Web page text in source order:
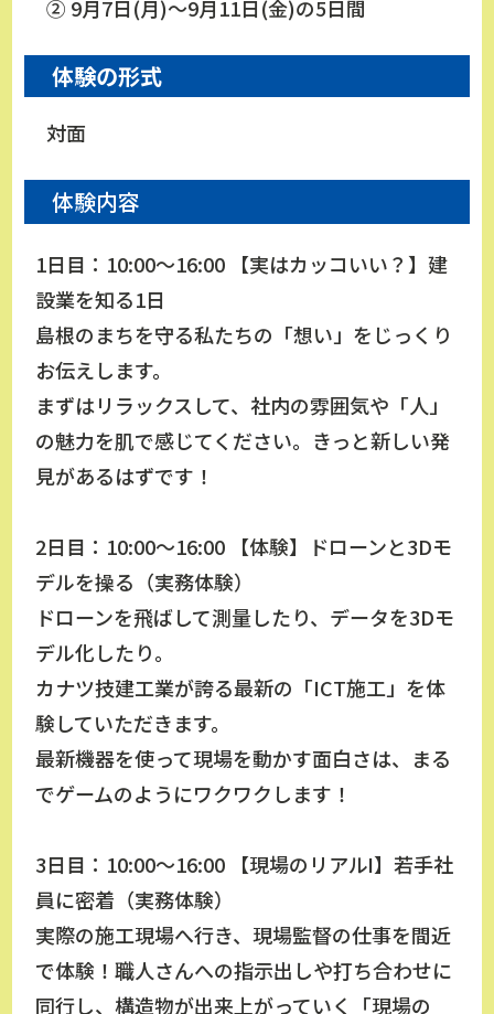
② 9月7日(月)～9月11日(金)の5日間
体験の形式
対面
体験内容
1日目：10:00～16:00 【実はカッコいい？】建
設業を知る1日
島根のまちを守る私たちの「想い」をじっくり
お伝えします。
まずはリラックスして、社内の雰囲気や「人」
の魅力を肌で感じてください。きっと新しい発
見があるはずです！
2日目：10:00～16:00 【体験】ドローンと3Dモ
デルを操る（実務体験）
ドローンを飛ばして測量したり、データを3Dモ
デル化したり。
カナツ技建工業が誇る最新の「ICT施工」を体
験していただきます。
最新機器を使って現場を動かす面白さは、まる
でゲームのようにワクワクします！
3日目：10:00～16:00 【現場のリアルⅠ】若手社
員に密着（実務体験）
実際の施工現場へ行き、現場監督の仕事を間近
で体験！職人さんへの指示出しや打ち合わせに
同行し、構造物が出来上がっていく「現場の